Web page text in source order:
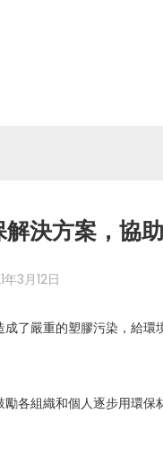
決方案，協
年3月12日
了嚴重的塑膠污染，給環
各組織和個人逐步用環保